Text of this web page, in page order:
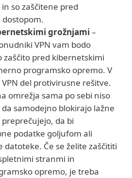
so zaščitene pred
grožnjami –
VPN vam bodo
zaščito pred kibernetskimi
programsko opremo. V
del protivirusne rešitve.
omrežja sama po sebi niso
samodejno blokirajo lažne
da bi
podatke goljufom ali
datoteke. Če se želite zaščititi
stranmi in
opremo, je treba